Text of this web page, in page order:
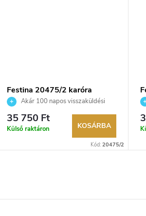
Festina 20475/2 karóra
Akár 100 napos visszaküldési
lehetőség. Hivatalos márkakereskedő.
35 750 Ft
Külső raktáron KOSÁRBA
Kód: 20475/2